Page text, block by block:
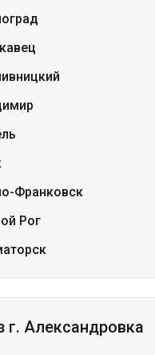
Франковск
Рог
Александровка